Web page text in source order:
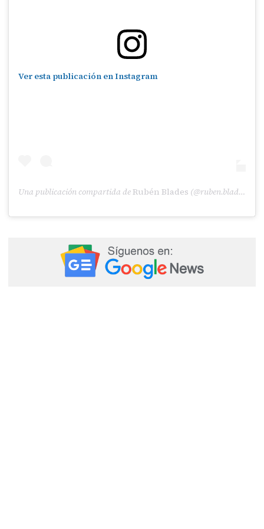
Ver esta publicación en Instagram
Una publicación compartida deRubén Blades (@ruben.blades) el